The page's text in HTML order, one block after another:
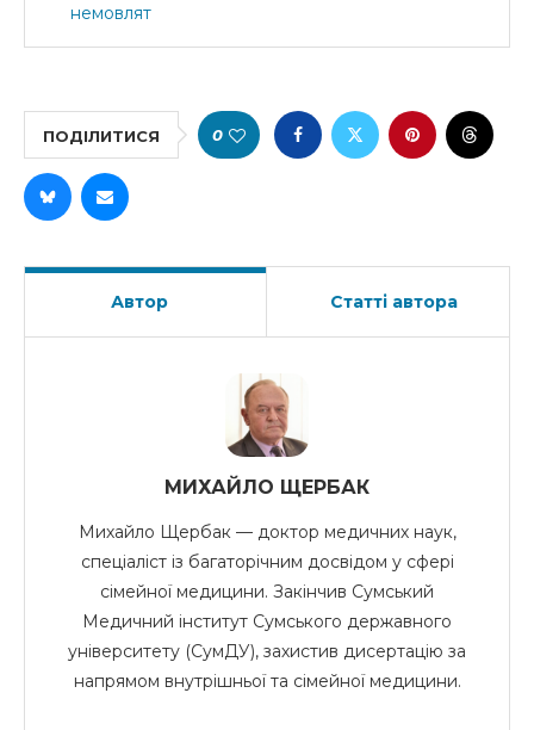
немовлят
ПОДІЛИТИСЯ 0
Автор Статті автора
МИХАЙЛО ЩЕРБАК
Михайло Щербак — доктор медичних наук,
спеціаліст із багаторічним досвідом у сфері
сімейної медицини. Закінчив Сумський
Медичний інститут Сумського державного
університету (СумДУ), захистив дисертацію за
напрямом внутрішньої та сімейної медицини.